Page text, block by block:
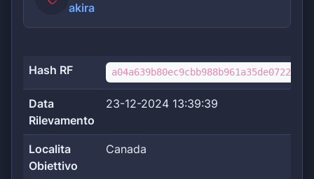
akira
Hash RF
Data
Rilevamento
23-12-2024 13:39:39
Localita
Obiettivo
Canada